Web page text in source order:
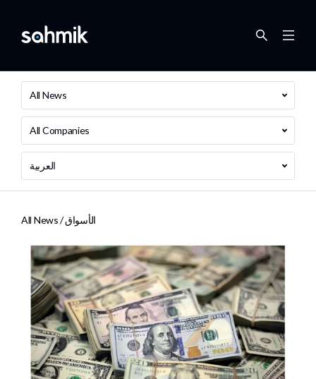
All News
All Companies
العربية
All News /الأسواق